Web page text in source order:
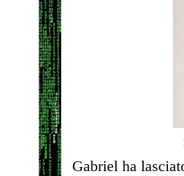
Gabriel ha